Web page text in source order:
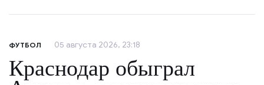
ФУТБОЛ 05 августа 2026, 23:18
Краснодар обыграл